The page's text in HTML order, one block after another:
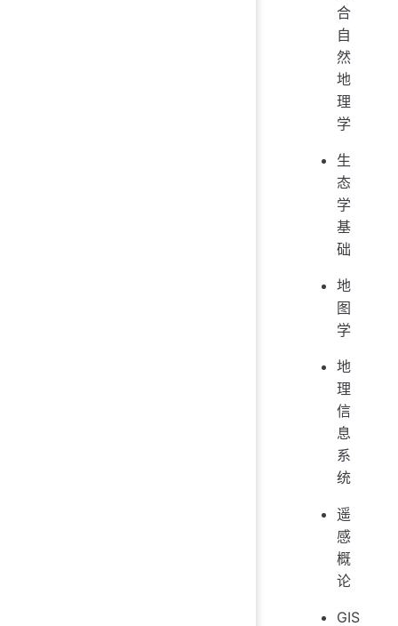
合
自
然
地
理
学
生
态
学
基
础
地
图
学
地
理
信
息
系
统
遥
感
概
论
GIS